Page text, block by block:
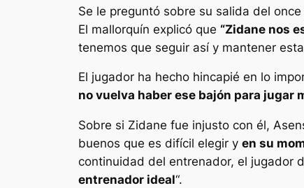
Se le preguntó sobre su salida del
El mallorquín explicó que “Zidane nos
tenemos que seguir así y mantener
El jugador ha hecho hincapié en lo
no vuelva haber ese bajón para jugar
Sobre si Zidane fue injusto con él,
buenos que es difícil elegir y en su
continuidad del entrenador, el jugador
entrenador ideal“.